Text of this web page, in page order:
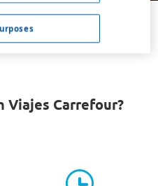
BARATOS EN SEEDUWA
Viajes Carrefour?